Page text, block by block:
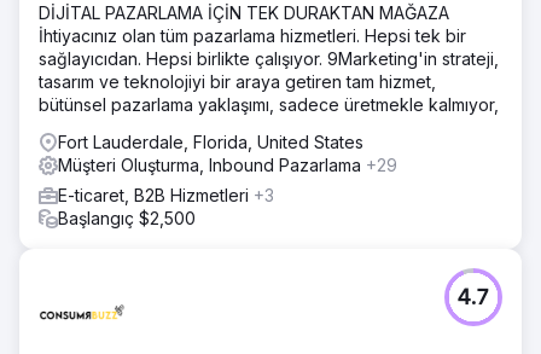
DİJİTAL PAZARLAMA İÇİN TEK DURAKTAN MAĞAZA
İhtiyacınız olan tüm pazarlama hizmetleri. Hepsi tek bir
sağlayıcıdan. Hepsi birlikte çalışıyor. 9Marketing'in strateji,
tasarım ve teknolojiyi bir araya getiren tam hizmet,
bütünsel pazarlama yaklaşımı, sadece üretmekle kalmıyor,
Fort Lauderdale, Florida, United States
Müşteri Oluşturma, Inbound Pazarlama +29
E-ticaret, B2B Hizmetleri +3
Başlangıç $2,500
4.7